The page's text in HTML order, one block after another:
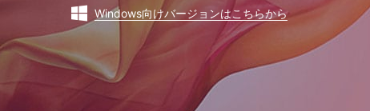
 Windows向けバージョンはこちらから